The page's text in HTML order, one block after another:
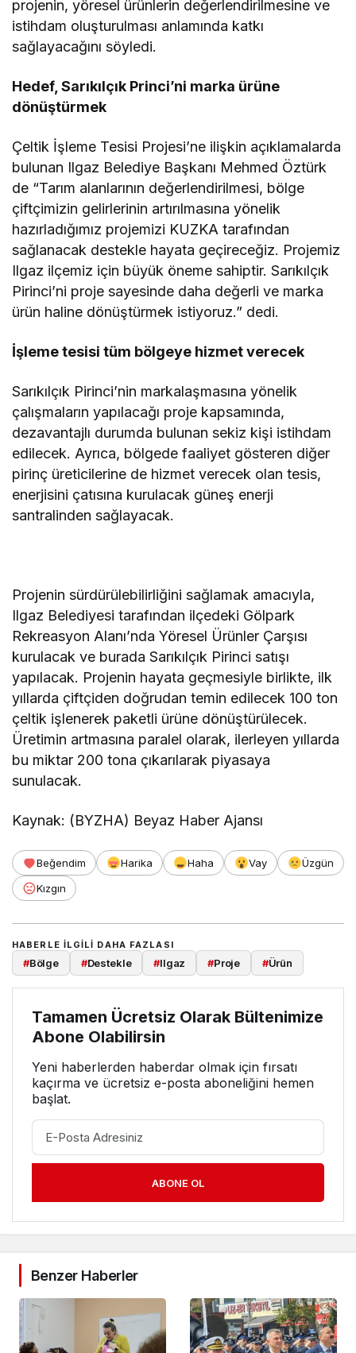
projenin, yöresel ürünlerin değerlendirilmesine ve
istihdam oluşturulması anlamında katkı
sağlayacağını söyledi.
Hedef, Sarıkılçık Princi’ni marka ürüne
dönüştürmek
Çeltik İşleme Tesisi Projesi’ne ilişkin açıklamalarda
bulunan Ilgaz Belediye Başkanı Mehmed Öztürk
de “Tarım alanlarının değerlendirilmesi, bölge
çiftçimizin gelirlerinin artırılmasına yönelik
hazırladığımız projemizi KUZKA tarafından
sağlanacak destekle hayata geçireceğiz. Projemiz
Ilgaz ilçemiz için büyük öneme sahiptir. Sarıkılçık
Pirinci’ni proje sayesinde daha değerli ve marka
ürün haline dönüştürmek istiyoruz.” dedi.
İşleme tesisi tüm bölgeye hizmet verecek
Sarıkılçık Pirinci’nin markalaşmasına yönelik
çalışmaların yapılacağı proje kapsamında,
dezavantajlı durumda bulunan sekiz kişi istihdam
edilecek. Ayrıca, bölgede faaliyet gösteren diğer
pirinç üreticilerine de hizmet verecek olan tesis,
enerjisini çatısına kurulacak güneş enerji
santralinden sağlayacak.
Projenin sürdürülebilirliğini sağlamak amacıyla,
Ilgaz Belediyesi tarafından ilçedeki Gölpark
Rekreasyon Alanı’nda Yöresel Ürünler Çarşısı
kurulacak ve burada Sarıkılçık Pirinci satışı
yapılacak. Projenin hayata geçmesiyle birlikte, ilk
yıllarda çiftçiden doğrudan temin edilecek 100 ton
çeltik işlenerek paketli ürüne dönüştürülecek.
Üretimin artmasına paralel olarak, ilerleyen yıllarda
bu miktar 200 tona çıkarılarak piyasaya
sunulacak.
Kaynak: (BYZHA) Beyaz Haber Ajansı
Beğendim Harika Haha Vay
Üzgün
Kızgın
HABERLE ILGILI DAHA FAZLASI
#Bölge #Destekle #Ilgaz #Proje #Ürün
Tamamen Ücretsiz Olarak Bültenimize
Abone Olabilirsin
Yeni haberlerden haberdar olmak için fırsatı
kaçırma ve ücretsiz e-posta aboneliğini hemen
başlat.
ABONE OL
Benzer Haberler